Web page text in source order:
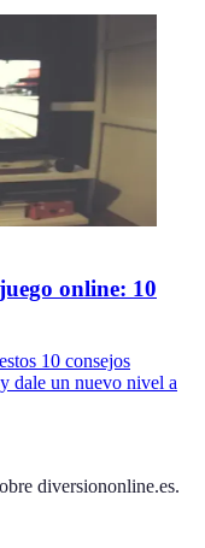
online: 10
10 consejos
dale un nuevo nivel a
diversiononline.es.